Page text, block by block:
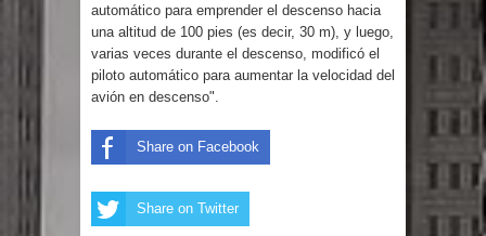
transparencia a través SISMAP
municipal
La Fiscalía de Bolivia ordena la
detención del expresidente Evo
automático para emprender el descenso hacia
una altitud de 100 pies (es decir, 30 m), y luego,
varias veces durante el descenso, modificó el
piloto automático para aumentar la velocidad del
avión en descenso".
Share on Facebook
Share on Twitter